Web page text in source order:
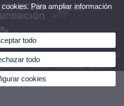
privacidad|Cookies|Transparencia|Buzón UV
Para ampliar información
todo
todo
cookies